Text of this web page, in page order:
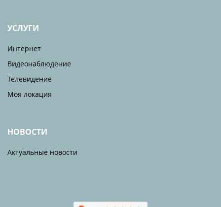
УСЛУГИ
Интернет
Видеонаблюдение
Телевидение
Моя локация
НОВОСТИ
Актуальные новости